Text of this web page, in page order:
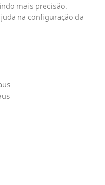
mais precisão.
na configuração da